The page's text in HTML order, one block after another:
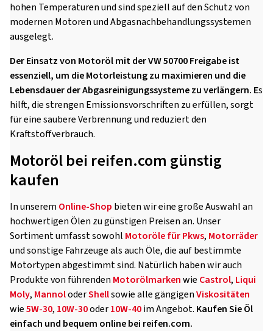
hohen Temperaturen und sind speziell auf den Schutz von
modernen Motoren und Abgasnachbehandlungssystemen
ausgelegt.
Der Einsatz von Motoröl mit der VW 50700 Freigabe ist
essenziell, um die Motorleistung zu maximieren und die
Lebensdauer der Abgasreinigungssysteme zu verlängern. Es
hilft, die strengen Emissionsvorschriften zu erfüllen, sorgt
für eine saubere Verbrennung und reduziert den
Kraftstoffverbrauch.
Motoröl bei reifen.com günstig
kaufen
In unserem Online-Shop bieten wir eine große Auswahl an
hochwertigen Ölen zu günstigen Preisen an. Unser
Sortiment umfasst sowohl Motoröle für Pkws, Motorräder
und sonstige Fahrzeuge als auch Öle, die auf bestimmte
Motortypen abgestimmt sind. Natürlich haben wir auch
Produkte von führenden Motorölmarkenwie Castrol, Liqui
Moly, MannoloderShellsowie alle gängigenViskositäten
wie5W-30, 10W-30oder10W-40im Angebot. Kaufen Sie Öl
einfach und bequem online bei reifen.com.